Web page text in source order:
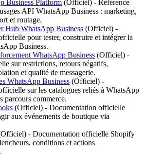
Business Platform (Officiel) - Référence
API WhatsApp Business : marketing,
et routage.
Hub WhatsApp Business (Officiel) -
pour tester, construire et intégrer la
Business.
WhatsApp Business (Officiel) -
sur restrictions, retours négatifs,
et qualité de messagerie.
WhatsApp Business (Officiel) -
sur les catalogues reliés à WhatsApp
parcours commerce.
(Officiel) - Documentation officielle
aux événements de boutique via
Officiel) - Documentation officielle Shopify
conditions et actions